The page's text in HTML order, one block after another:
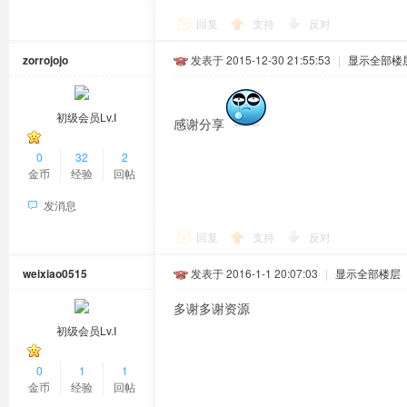
回复 支持 反对
zorrojojo
初级会员Lv.Ⅰ
0
金币
32
经验
2
回帖
发消息
发表于 2015-12-30 21:55:53 | 显示全部楼
感谢分享
回复 支持 反对
weixiao0515
初级会员Lv.Ⅰ
0
金币
1
经验
1
回帖
发表于 2016-1-1 20:07:03 | 显示全部楼层
多谢多谢资源